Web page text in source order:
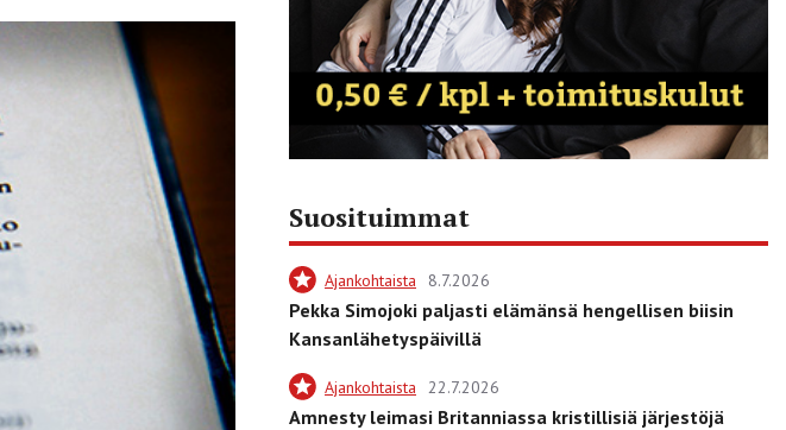
Suosituimmat
Ajankohtaista 8.7.2026
Pekka Simojoki paljasti elämänsä hengellisen biisin
Kansanlähetyspäivillä
Ajankohtaista 22.7.2026
Amnesty leimasi Britanniassa kristillisiä järjestöjä